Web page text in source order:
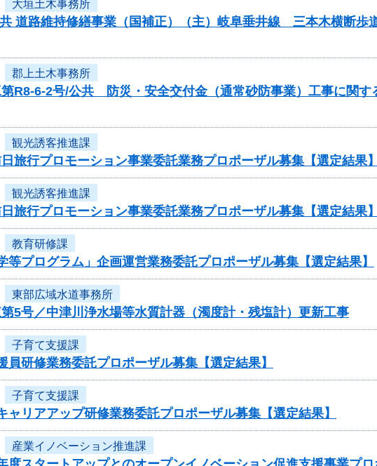
大垣土木事務所
道路維持修繕事業（国補正）（主）岐阜垂井線 三本木横断歩
郡上土木事務所
第R8-6-2号/公共 防災・安全交付金（通常砂防事業）工事に関す
観光誘客推進課
旅行プロモーション事業委託業務プロポーザル募集【選定結果】
観光誘客推進課
旅行プロモーション事業委託業務プロポーザル募集【選定結果】
教育研修課
等プログラム」企画運営業務委託プロポーザル募集【選定結果】
東部広域水道事務所
第5号／中津川浄水場等水質計器（濁度計・残塩計）更新工事
子育て支援課
員研修業務委託プロポーザル募集【選定結果】
子育て支援課
ャリアアップ研修業務委託プロポーザル募集【選定結果】
産業イノベーション推進課